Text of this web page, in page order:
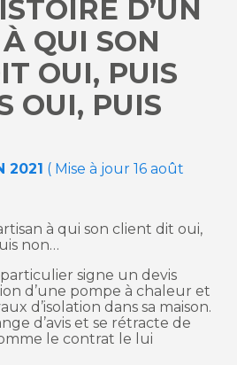
D’UN
QUI SON
OUI, PUIS
OUI, PUIS
2021 ( Mise à jour 16 août
à qui son client dit oui,
non…
signe un devis
d’une pompe à chaleur et
d’isolation dans sa maison.
d’avis et se rétracte de
le contrat le lui